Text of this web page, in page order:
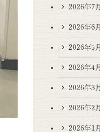
2026年7
2026年6
2026年5
2026年4
2026年3
2026年2
2026年1